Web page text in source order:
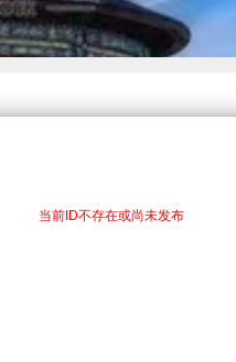
当前ID不存在或尚未发布